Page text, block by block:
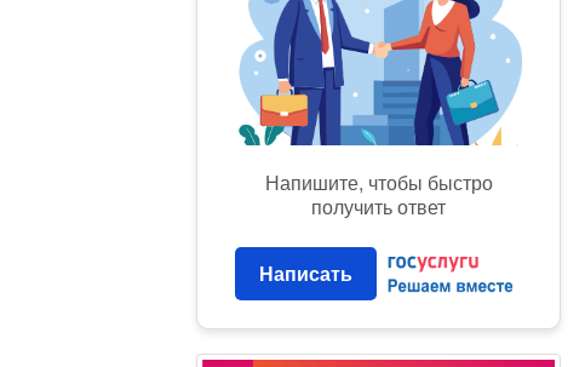
Напишите, чтобы быстро
получить ответ
Написать